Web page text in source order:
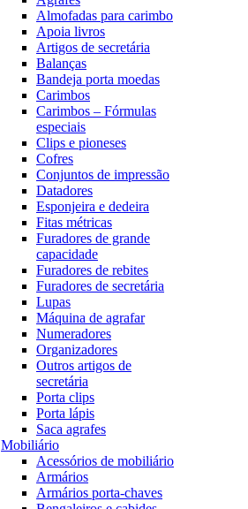
Almofadas para carimbo
Apoia livros
Artigos de secretária
Balanças
Bandeja porta moedas
Carimbos
Carimbos – Fórmulas
especiais
Clips e pioneses
Cofres
Conjuntos de impressão
Datadores
Esponjeira e dedeira
Fitas métricas
Furadores de grande
capacidade
Furadores de rebites
Furadores de secretária
Lupas
Máquina de agrafar
Numeradores
Organizadores
Outros artigos de
secretária
Porta clips
Porta lápis
Saca agrafes
Mobiliário
Acessórios de mobiliário
Armários
Armários porta-chaves